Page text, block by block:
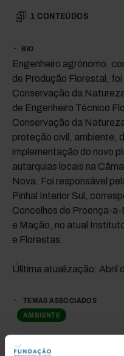
1 CONTEÚDOS
BIO
Engenheiro agrónomo,
de Produção Florestal,
Conservação da
de Engenheiro Técnico
Conservação da
proteção civil, ambiente,
implementação do novo
autarquias locais na
Nova. Foi responsável
Pinhal Interior Sul,
Concelhos de Proença-
e Mação, no atual
e Florestas.
Úlltima atualização: Abril
TEMAS ASSOCIADOS
AMBIENTE